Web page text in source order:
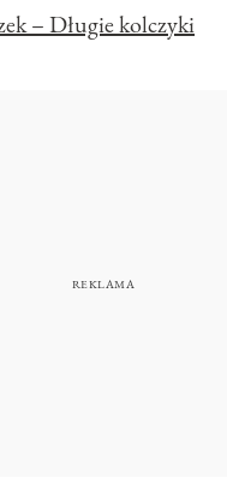
– Długie kolczyki